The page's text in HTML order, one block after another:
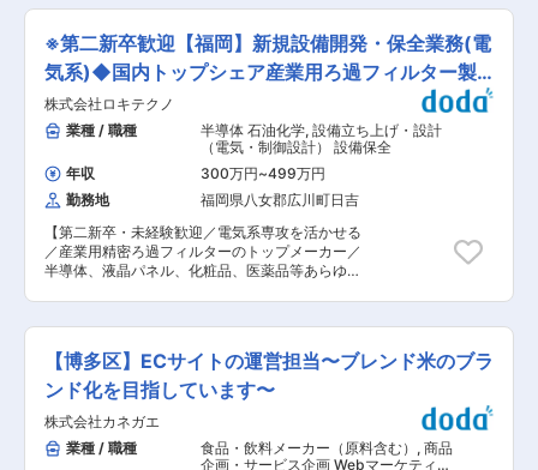
ダー的存在（グループリーダーの補佐相当）とし
てのご活躍を期待します。 ■やりがい： 設備投
資を積極的に行っているため設備保全だけでなく
新規設備の開発・導入にも関わることができま
す。生産技術として徐々にスキルアップできま
す。 ■同社について： ・同社は、「変革」「飽
くなき追求」を推進することで、100年を越えて
存在し続ける「100年企業」を目指しています。
グループ全体の経営を統括する「ロキグループ」
を頂点に、シンガポール、マレーシア、韓国、ア
メリカとグローバル展開を加速させ、 新たな市場
の開拓に全力を注いでいます。 固有技術である
「ろ過技術」を活かした「フィルトレーション事
ーマー事業」でビジネスを創造し、 「顧客にとっ
てのNo.1獲得」を目指します。 ・国内で高いシェ
供し競合他社との差別化を図っており、特に電子
部品や一般産業分野の「分級濾過」に強みを持ち
ます。
ります。 今回は、事務作業をはじめ、経理や総務
業務を幅広くお任せできる新たなメンバーを募集
しています。地元に腰を据えて長く働きたい方に
ぴったりの環境です！ ■職務詳細： ・お客様と
の入出荷調整、運送会社の手配、集荷の調整 ・事
務業務全般（データ入力、書類作成） ・経理業務
（伝票処理、支払業務） ・総務業務（備品管理、
社内イベントの企画・運営） ・業務改善提案（業
務フローの効率化など） ゆくゆくは労務などの新
たな業務内容や、業務改善提案を積極的に行って
いただくことで、給与ベースを上げていただき、
総務部の中心人物になっていただくことを想定し
ております。 ■入社後すぐにお任せすること 先
輩社員が担当されている業務のなかからまずでき
ることを少しずつお任せし、メイン担当となって
いただく業務を決めていきます。 管理部門として
造管理部門、工場管理部門、総務部門、営業部
門）で構成されており、配属予定の総務部門は60
代1名、40代3名が在籍しています。 地元に腰を
据えて長く働きたい方が多く、先輩社員が丁寧に
フォローしますので、安心して業務をスタートで
きます。 ■主要取引先 株式会社西鉄ストア／濵
※第二新卒歓迎【福岡】新規設備開発・保全業務(電
気系)◆国内トップシェア産業用ろ過フィルター製
造
株式会社ロキテクノ
業種 / 職種
半導体 石油化学, 設備立ち上げ・設計
（電気・制御設計） 設備保全
年収
300万円~499万円
勤務地
福岡県八女郡広川町日吉
【第二新卒・未経験歓迎／電気系専攻を活かせる
／産業用精密ろ過フィルターのトップメーカー／
半導体、液晶パネル、化粧品、医薬品等あらゆる
識習得可能】 ■業務内容： ろ過フィルター製造
のための新規設備開発、保全業務全般をお任せし
ます。 ■採用背景 中期設備投資計画を遂行する
ため、また生産量増加により増員を予定していま
す。将来的にはロボット化、自動化推進による省
力化の加速や、新工場稼働後も設備管理対応がで
きるよう組織の構築などを目指しています。 ■教
育・研修制度： 入社後1年間は製造現場にて同社
【博多区】ECサイトの運営担当〜ブレンド米のブラ
ンド化を目指しています〜
株式会社カネガエ
業種 / 職種
食品・飲料メーカー（原料含む） , 商品
企画・サービス企画 Webマーケティン